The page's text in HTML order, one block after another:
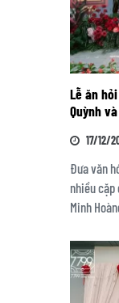
Lễ ăn
Quỳnh
17/12/
Đưa văn
nhiều cặp
Minh